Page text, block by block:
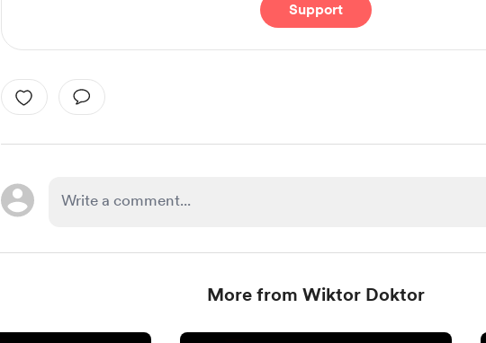
Support
More from Wiktor Doktor